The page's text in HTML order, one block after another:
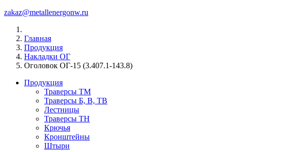
zakaz@metallenergonw.ru
Главная
Продукция
Накладки ОГ
Оголовок ОГ-15 (3.407.1-143.8)
Продукция
Траверсы ТМ
Траверсы Б, В, ТВ
Лестницы
Траверсы ТН
Крючья
Кронштейны
Штыри